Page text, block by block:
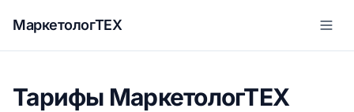
МаркетологТЕХ
Тарифы МаркетологТЕХ